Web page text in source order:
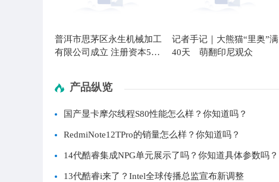
普洱市思茅区永生机械加工
有限公司成立 注册资本50
记者手记｜大熊猫“里奥”满
40天 萌翻印尼观众
产品纵览
国产显卡摩尔线程S80性能怎么样？你知道吗？
RedmiNote12TPro的销量怎么样？你知道吗？
14代酷睿集成NPG单元展示了吗？你知道具体参数吗？
13代酷睿i来了？Intel全球传播总监宣布新调整